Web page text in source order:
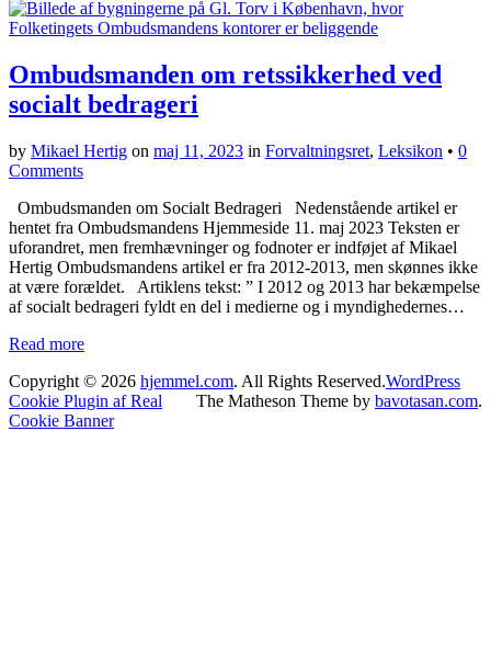
Ombudsmanden om retssikkerhed ved
socialt bedrageri
by Mikael Hertig on maj 11, 2023 in Forvaltningsret, Leksikon • 0
Comments
Ombudsmanden om Socialt Bedrageri Nedenstående artikel er
hentet fra Ombudsmandens Hjemmeside 11. maj 2023 Teksten er
uforandret, men fremhævninger og fodnoter er indføjet af Mikael
Hertig Ombudsmandens artikel er fra 2012-2013, men skønnes ikke
at være forældet. Artiklens tekst: ” I 2012 og 2013 har bekæmpelse
af socialt bedrageri fyldt en del i medierne og i myndighedernes…
Read more
Copyright © 2026 hjemmel.com. All Rights Reserved.
The Matheson Theme by bavotasan.com.
WordPress
Cookie Plugin af Real
Cookie Banner